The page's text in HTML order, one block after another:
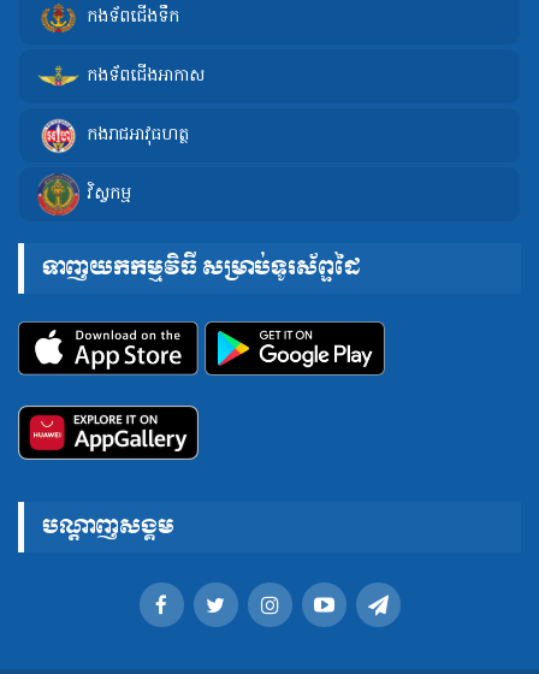
កងទ័ពជើងទឹក
កងទ័ពជើងអាកាស
កងរាជអាវុធហត្ថ
វិស្វកម្ម
ទាញយកកម្មវិធី សម្រាប់ទូរស័ព្ទដៃ
បណ្តាញសង្គម